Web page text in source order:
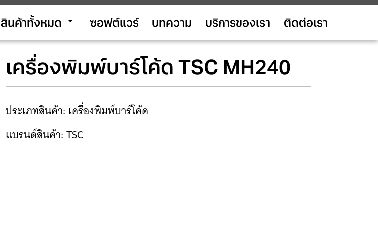
สินค้าทั้งหมด arrow_drop_down ซอฟต์แวร์ บทความ บริการของเรา ติดต่อเรา
เครื่องพิมพ์บาร์โค้ด TSC MH240
ประเภทสินค้า: เครื่องพิมพ์บาร์โค้ด
แบรนด์สินค้า: TSC